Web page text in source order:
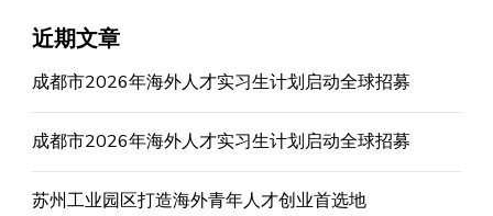
近期文章
成都市2026年海外人才实习生计划启动全球招募
成都市2026年海外人才实习生计划启动全球招募
苏州工业园区打造海外青年人才创业首选地